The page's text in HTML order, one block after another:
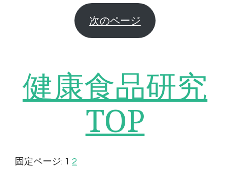
次のページ
健康食品研究
TOP
固定ページ: 1 2